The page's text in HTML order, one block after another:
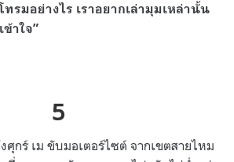
รมอย่างไร เราอยากเล่ามุมเหล่านั้น
าใจ”
5
กร์ เม ขับมอเตอร์ไซต์ จากเขตสายไหม